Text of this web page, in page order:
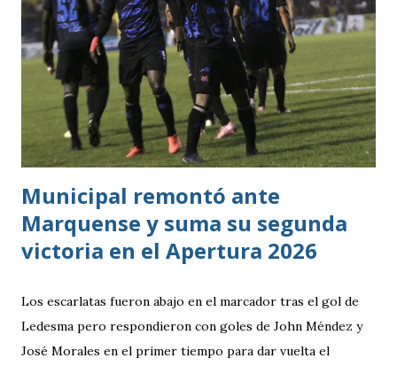
superado en posesión, producción ofensiva y generación de
ocasiones de gol. La goleada frente a México terminó
siendo la consecuencia más visible de una diferencia que ya
se había manifestado ante Costa Rica y que obligó a la
Bicolor a llegar a la última jornada pendiente de otros
resultados, particularmente del de Honduras vs. Panamá.
Municipal remontó ante
Marquense y suma su segunda
victoria en el Apertura 2026
Los escarlatas fueron abajo en el marcador tras el gol de
Ledesma pero respondieron con goles de John Méndez y
José Morales en el primer tiempo para dar vuelta el